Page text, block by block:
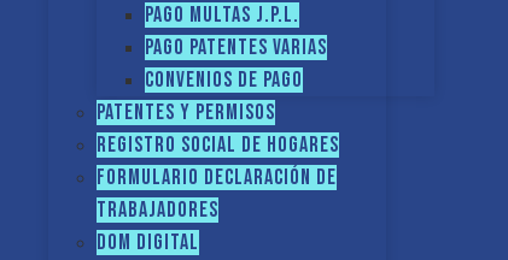
Pago multas J.P.L.
Pago Patentes varias
Convenios de pago
Patentes y Permisos
Registro social de hogares
FORMULARIO DECLARACIÓN DE
TRABAJADORES
DOM Digital